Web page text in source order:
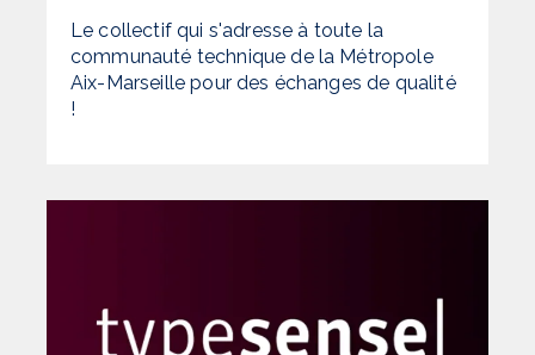
Le collectif qui s'adresse à toute la
communauté technique de la Métropole
Aix-Marseille pour des échanges de qualité
!